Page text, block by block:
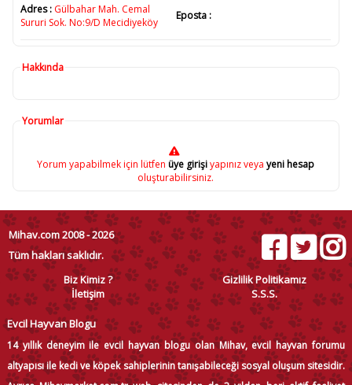
Adres : Gülbahar Mah. Cemal
Sururi Sok. No:9/D Mecidiyeköy
Eposta :
Hakkında
Yorumlar
Yorum yapabilmek için lütfen üye girişiyapınız veya yeni hesap
oluşturabilirsiniz.
Mihav.com 2008 - 2026
Tüm hakları saklıdır.
Biz Kimiz ?
Gizlilik Politikamız
İletişim
S.S.S.
Evcil Hayvan Blogu
14 yıllık deneyim ile evcil hayvan blogu olan Mihav, evcil hayvan forumu
altyapısı ile kedi ve köpek sahiplerinin tanışabileceği sosyal oluşum sitesidir.